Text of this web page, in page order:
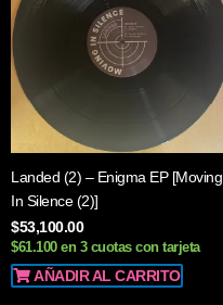
Landed (2) – Enigma EP [Moving
In Silence (2)]
$53,100.00
$61.100 en 3 cuotas con tarjeta
AÑADIR AL CARRITO